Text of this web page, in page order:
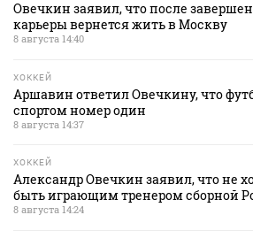
Овечкин заявил, что после
карьеры вернется жить в Москву
8 августа 14:40
ХОККЕЙ
Аршавин ответил Овечкину, что
спортом номер один
8 августа 14:37
ХОККЕЙ
Александр Овечкин заявил, что не
быть играющим тренером сборной
8 августа 14:24